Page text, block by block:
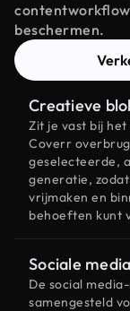
beschermen.
Creatieve
Zit je vast bij
Coverr
geselecteerde,
generatie,
vrijmaken en
behoeften kunt
Sociale
De social
samengesteld